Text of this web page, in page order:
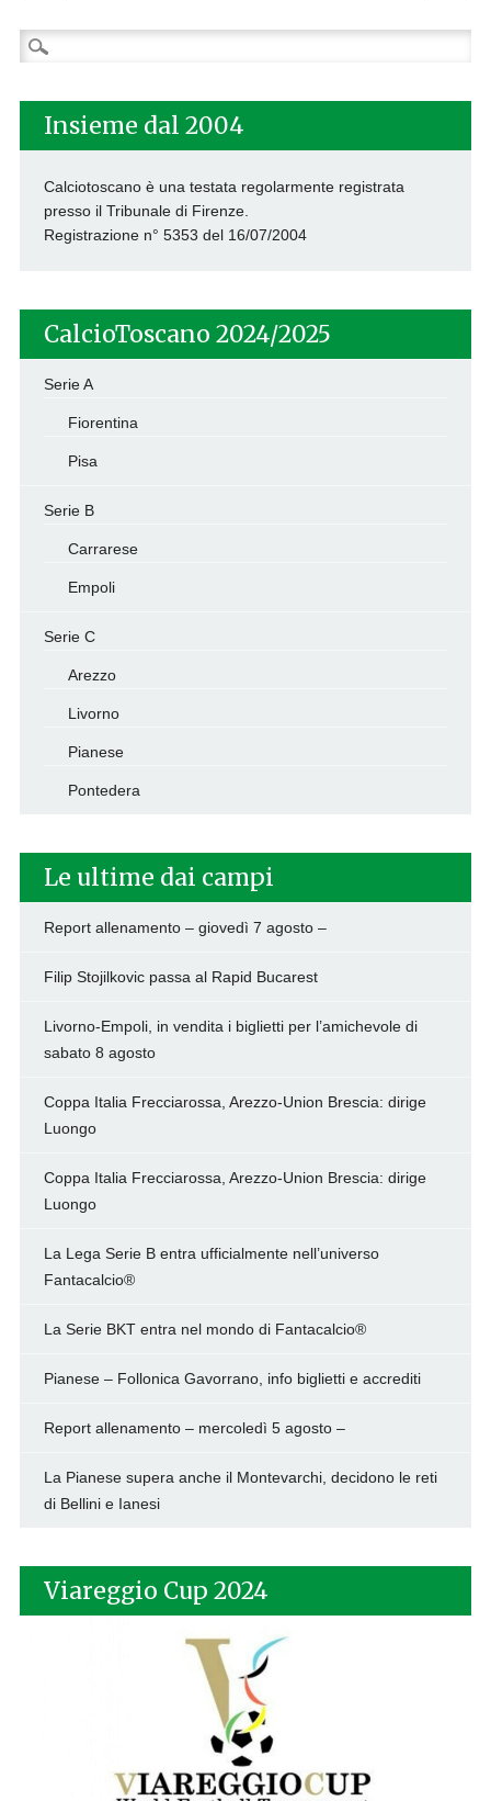
Ricerca
per:
Insieme dal 2004
Calciotoscano è una testata regolarmente registrata
presso il Tribunale di Firenze.
Registrazione n° 5353 del 16/07/2004
CalcioToscano 2024/2025
Serie A
Fiorentina
Pisa
Serie B
Carrarese
Empoli
Serie C
Arezzo
Livorno
Pianese
Pontedera
Le ultime dai campi
Report allenamento – giovedì 7 agosto –
Filip Stojilkovic passa al Rapid Bucarest
Livorno-Empoli, in vendita i biglietti per l’amichevole di
sabato 8 agosto
Coppa Italia Frecciarossa, Arezzo-Union Brescia: dirige
Luongo
Coppa Italia Frecciarossa, Arezzo-Union Brescia: dirige
Luongo
La Lega Serie B entra ufficialmente nell’universo
Fantacalcio®
La Serie BKT entra nel mondo di Fantacalcio®
Pianese – Follonica Gavorrano, info biglietti e accrediti
Report allenamento – mercoledì 5 agosto –
La Pianese supera anche il Montevarchi, decidono le reti
di Bellini e Ianesi
Viareggio Cup 2024